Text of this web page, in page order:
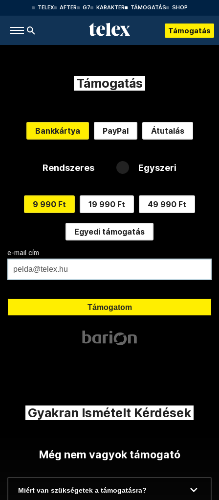
TELEX AFTER G7 KARAKTER TÁMOGATÁS SHOP
Támogatás
Támogatás
Bankkártya PayPal Átutalás
Rendszeres Egyszeri
9 990 Ft 19 990 Ft 49 990 Ft
Egyedi támogatás
e-mail cím
Gyakran Ismételt Kérdések
Még nem vagyok támogató
Miért van szükségetek a támogatásra?